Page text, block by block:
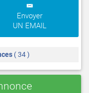
Envoyer
UN EMAIL
( 34 )